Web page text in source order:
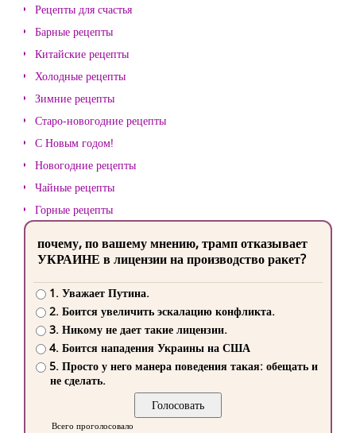
Рецепты для счастья
Барные рецепты
Китайские рецепты
Холодные рецепты
Зимние рецепты
Старо-новогодние рецепты
С Новым годом!
Новогодние рецепты
Чайные рецепты
Горные рецепты
почему, по вашему мнению, трамп отказывает
УКРАИНЕ в лицензии на производство ракет?
1. Уважает Путина.
2. Боится увеличить эскалацию конфликта.
3. Никому не дает такие лицензии.
4. Боится нападения Украины на США
5. Просто у него манера поведения такая: обещать и
не сделать.
Всего проголосовало